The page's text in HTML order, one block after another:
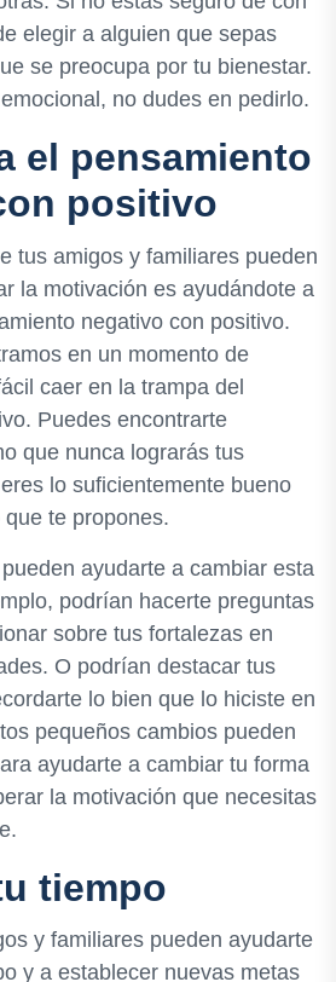
elegir a alguien que sepas
se preocupa por tu bienestar.
no dudes en pedirlo.
el pensamiento
positivo
tus amigos y familiares pueden
la motivación es ayudándote a
negativo con positivo.
en un momento de
caer en la trampa del
Puedes encontrarte
que nunca lograrás tus
lo suficientemente bueno
te propones.
ayudarte a cambiar esta
podrían hacerte preguntas
sobre tus fortalezas en
O podrían destacar tus
lo bien que lo hiciste en
pequeños cambios pueden
ayudarte a cambiar tu forma
la motivación que necesitas
tiempo
y familiares pueden ayudarte
y a establecer nuevas metas